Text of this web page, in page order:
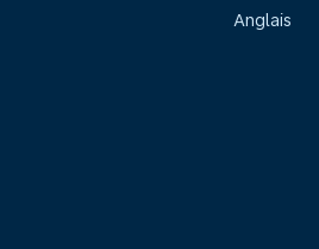
Anglais